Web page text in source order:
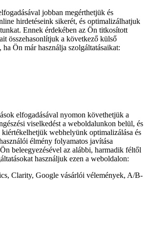
jobban megérthetjük és
hirdetéseink sikerét, és optimalizálhatjuk
Ennek érdekében az Ön titkosított
összehasonlítjuk a következő külső
Ön már használja szolgáltatásaikat:
elfogadásával nyomon követhetjük a
viselkedést a weboldalunkon belül, és
webhelyünk optimalizálása és
élmény folyamatos javítása
beleegyezésével az alábbi, harmadik féltől
használjuk ezen a weboldalon:
Clarity, Google vásárlói vélemények, A/B-